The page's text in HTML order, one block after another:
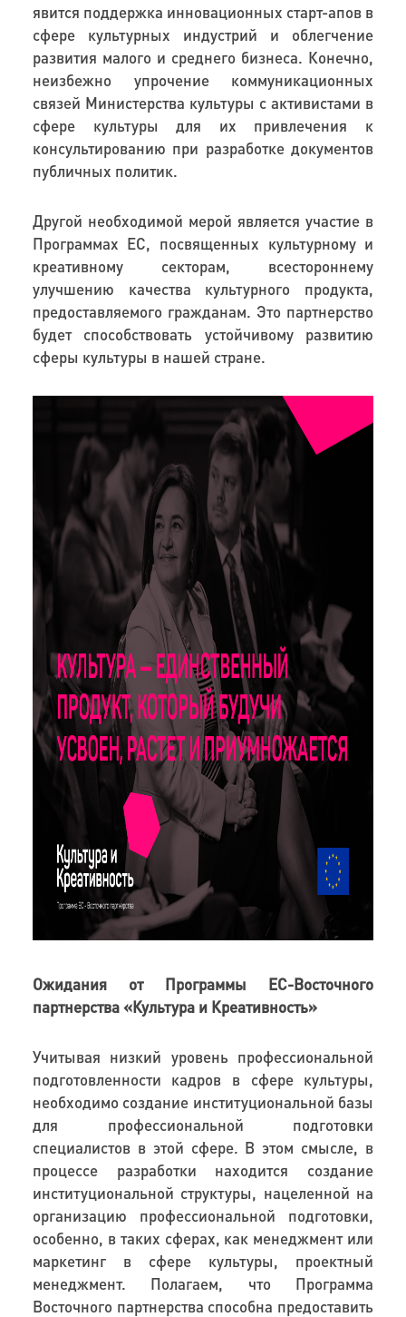
явится поддержка инновационных старт-апов в
сфере культурных индустрий и облегчение
развития малого и среднего бизнеса. Конечно,
неизбежно упрочение коммуникационных
связей Министерства культуры с активистами в
сфере культуры для их привлечения к
консультированию при разработке документов
публичных политик.
Другой необходимой мерой является участие в
Программах ЕС, посвященных культурному и
креативному секторам, всестороннему
улучшению качества культурного продукта,
предоставляемого гражданам. Это партнерство
будет способствовать устойчивому развитию
сферы культуры в нашей стране.
Ожидания от Программы ЕС-Восточного
партнерства «Культура и Креативность»
Учитывая низкий уровень профессиональной
подготовленности кадров в сфере культуры,
необходимо создание институциональной базы
для профессиональной подготовки
специалистов в этой сфере. В этом смысле, в
процессе разработки находится создание
институциональной структуры, нацеленной на
организацию профессиональной подготовки,
особенно, в таких сферах, как менеджмент или
маркетинг в сфере культуры, проектный
менеджмент. Полагаем, что Программа
Восточного партнерства способна предоставить